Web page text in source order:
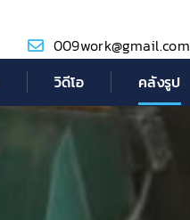
009work@gmail.com
วิดีโอ คลังรูป